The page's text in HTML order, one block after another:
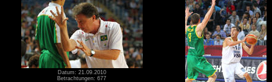
Datum: 21.09.2010
Betrachtungen: 677